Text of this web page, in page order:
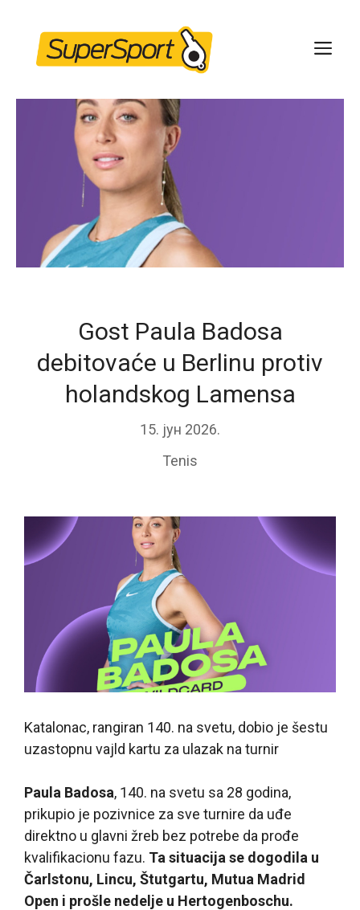
content
Gost Paula Badosa
debitovaće u Berlinu protiv
holandskog Lamensa
15. јун 2026.
Tenis
Katalonac, rangiran 140. na svetu, dobio je šestu
uzastopnu vajld kartu za ulazak na turnir
Paula Badosa, 140. na svetu sa 28 godina,
prikupio je pozivnice za sve turnire da uđe
direktno u glavni žreb bez potrebe da prođe
kvalifikacionu fazu. Ta situacija se dogodila u
Čarlstonu, Lincu, Štutgartu, Mutua Madrid
Open i prošle nedelje u Hertogenboschu.